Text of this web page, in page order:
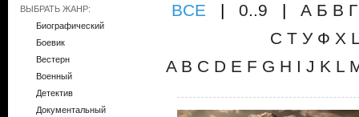
ВЫБРАТЬ ЖАНР:
Биографический
Боевик
Вестерн
Военный
Детектив
Документальный
ВCE | 0..9 | А Б В Г
С Т У Ф Х
A B C D E F G H I J K L